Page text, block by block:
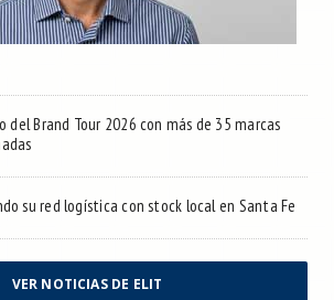
del Brand Tour 2026 con más de 35 marcas
su red logística con stock local en Santa Fe
VER NOTICIAS DE ELIT